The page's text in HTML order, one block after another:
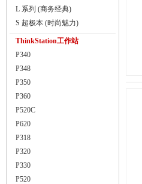
L 系列 (商务经典)
S 超极本 (时尚魅力)
ThinkStation工作站
P340
P348
P350
P360
P520C
P620
P318
P320
P330
P520